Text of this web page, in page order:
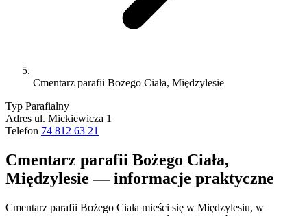
Cmentarz parafii Bożego Ciała, Międzylesie
Typ Parafialny
Adres ul. Mickiewicza 1
Telefon 74 812 63 21
Cmentarz parafii Bożego Ciała,
Międzylesie — informacje praktyczne
Cmentarz parafii Bożego Ciała mieści się w Międzylesiu, w